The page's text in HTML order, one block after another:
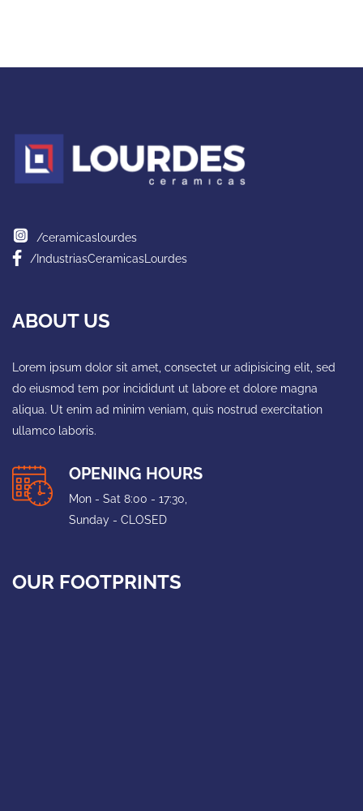
/ceramicaslourdes
/IndustriasCeramicasLourdes
ABOUT US
Lorem ipsum dolor sit amet, consectet ur adipisicing elit, sed
do eiusmod tem por incididunt ut labore et dolore magna
aliqua. Ut enim ad minim veniam, quis nostrud exercitation
ullamco laboris.
OPENING HOURS
Mon - Sat 8:00 - 17:30,
Sunday - CLOSED
OUR FOOTPRINTS